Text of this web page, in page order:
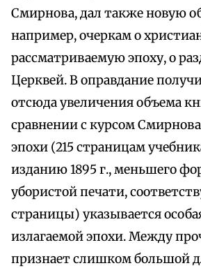
Смирнова, дал также новую
например, очеркам о
рассматриваемую эпоху, о
Церквей. В оправдание
отсюда увеличения объема
сравнении с курсом
эпохи (215 страницам
изданию 1895 г., меньшего
убористой печати,
страницы) указывается
излагаемой эпохи. Между
признает слишком большой